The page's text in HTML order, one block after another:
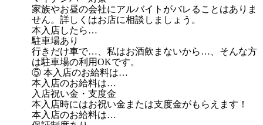
家族やお昼の会社にアルバイトがバレることはありま
せん。詳しくはお店に相談しましょう。
本入店したら…
駐車場あり
行きだけ車で…、私はお酒飲まないから…、そんな方
は駐車場の利用OKです。
⑤ 本入店のお給料は…
本入店のお給料は…
入店祝い金・支度金
本入店時にはお祝い金または支度金がもらえます！
本入店のお給料は…